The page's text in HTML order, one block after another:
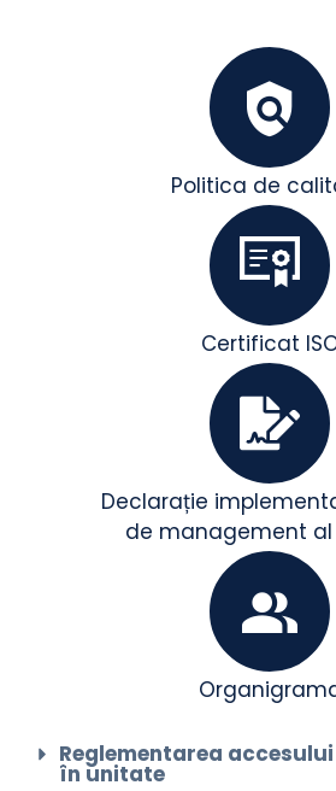
Politica de
Certificat
Declarație
de management
Reglementarea
în unitate